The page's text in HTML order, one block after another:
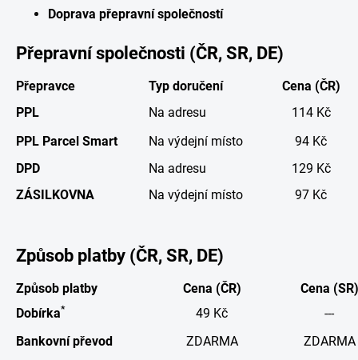
Doprava přepravní společností
Přepravní společnosti (ČR, SR, DE)
Přepravce Typ doručení
Cena (ČR)
PPL
Na adresu
114 Kč
PPL Parcel Smart
Na výdejní místo
94 Kč
DPD
Na adresu
129 Kč
ZÁSILKOVNA
Na výdejní místo 97 Kč
Způsob platby (ČR, SR, DE)
Způsob platby Cena (ČR)
Cena (SR)
Dobírka* 49 Kč
---
Bankovní převod
ZDARMA
ZDARMA